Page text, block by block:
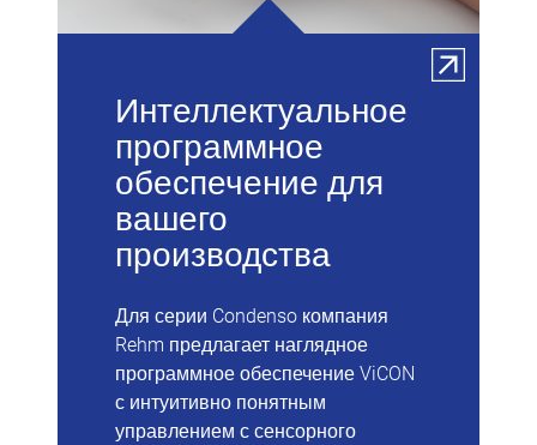
Интеллектуальное
программное
обеспечение для
вашего
производства
Для серии Condenso компания
Rehm предлагает наглядное
программное обеспечение ViCON
с интуитивно понятным
управлением с сенсорного